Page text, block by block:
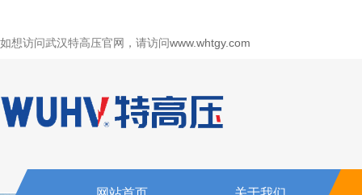
如想访问武汉特高压官网，请访问www.whtgy.com